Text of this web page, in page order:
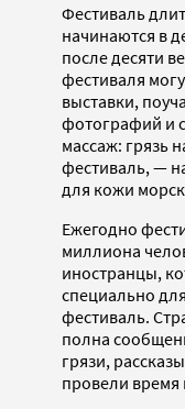
Фестиваль
начинаются в
после десяти
фестиваля
выставки,
фотографий и
массаж: грязь
фестиваль, —
для кожи
Ежегодно
миллиона
иностранцы,
специально
фестиваль.
полна
грязи,
провели время